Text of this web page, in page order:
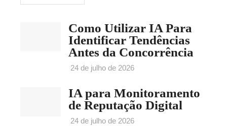
Como Utilizar IA Para
Identificar Tendências
Antes da Concorrência
24 de julho de 2026
IA para Monitoramento
de Reputação Digital
24 de julho de 2026